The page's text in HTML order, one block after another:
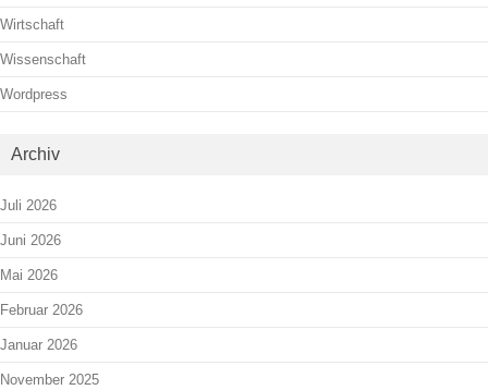
Wirtschaft
Wissenschaft
Wordpress
Archiv
Juli 2026
Juni 2026
Mai 2026
Februar 2026
Januar 2026
November 2025